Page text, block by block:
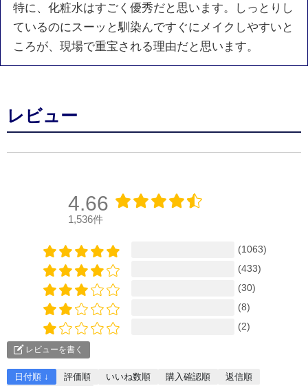
特に、化粧水はすごく優秀だと思います。しっとりし
ているのにスーッと馴染んですぐにメイクしやすいと
ころが、現場で重宝される理由だと思います。
レビュー
4.66
1,536件
(1063)
(433)
(30)
(8)
(2)
レビューを書く
日付順 ↓ 評価順 いいね数順 購入確認順
返信順